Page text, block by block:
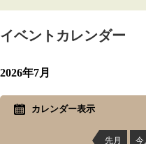
イベントカレンダー
2026年7月
カレンダー表示
先月 今